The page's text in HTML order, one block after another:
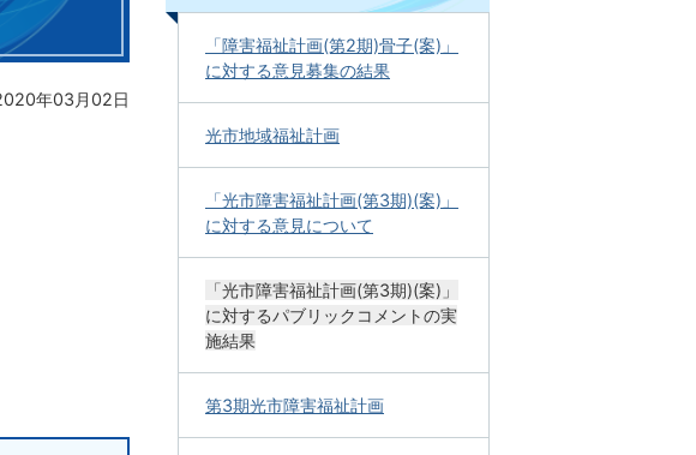
年03月02日
「障害福祉計画(第2期)骨子(案)」
に対する意見募集の結果
光市地域福祉計画
「光市障害福祉計画(第3期)(案)」
に対する意見について
「光市障害福祉計画(第3期)(案)」
に対するパブリックコメントの実
施結果
第3期光市障害福祉計画